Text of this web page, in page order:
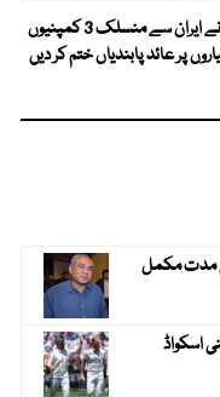
امریکا نے ایران سے منسلک 3 کمپنیوں
مدت مکمل
ٹیسٹ سیریز ، انگلینڈ کا 16 رکنی اسکواڈ